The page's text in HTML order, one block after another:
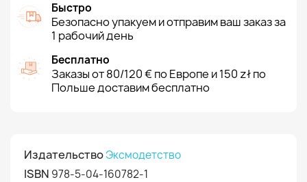
Быстро
Безопасно упакуем и отправим ваш заказ за
1 рабочий день
Бесплатно
Заказы от 80/120 € по Европе и 150 zł по
Польше доставим бесплатно
ИздательствоЭксмодетство
ISBN 978-5-04-160782-1